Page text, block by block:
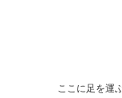
ここに足を運